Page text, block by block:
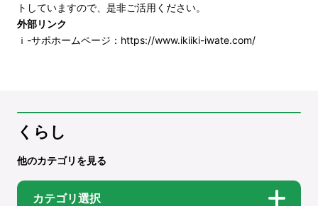
トしていますので、是非ご活用ください。
外部リンク
ｉ-サポホームページ： https://www.ikiiki-iwate.com/
くらし
他のカテゴリを見る
カテゴリ選択